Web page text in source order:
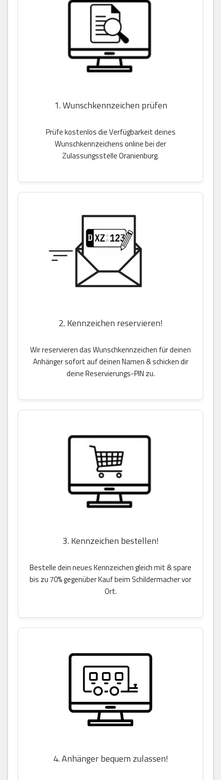
1. Wunschkennzeichen prüfen
Prüfe kostenlos die Verfügbarkeit deines
Wunschkennzeichens online bei der
Zulassungsstelle Oranienburg.
2. Kennzeichen reservieren!
Wir reservieren das Wunschkennzeichen für deinen
Anhänger sofort auf deinen Namen & schicken dir
deine Reservierungs-PIN zu.
3. Kennzeichen bestellen!
Bestelle dein neues Kennzeichen gleich mit & spare
bis zu 70% gegenüber Kauf beim Schildermacher vor
Ort.
4. Anhänger bequem zulassen!